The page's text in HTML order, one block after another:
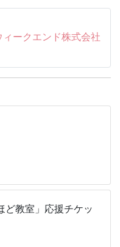
き）」とは、古来か
陽の黄経に従って二十
示す名前を付けたもの
夏至、大寒などがあり
ては出演しない場合
：どうぶつ科学コミュ
院・動物学教室を単
育展示スタッフ、日本
ィークエンド株式会社
ど教室」応援チケッ